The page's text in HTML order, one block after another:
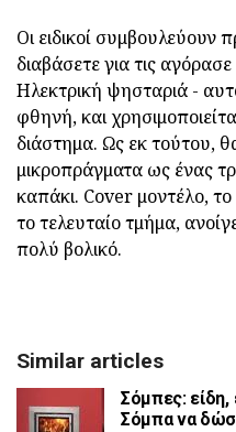
Οι ειδικοί συμβουλεύουν
διαβάσετε για τις
Ηλεκτρική ψησταριά -
φθηνή, και
διάστημα. Ως εκ τούτου,
μικροπράγματα ως ένας
καπάκι. Cover μοντέλο,
το τελευταίο τμήμα,
πολύ βολικό.
Similar articles
Σόμπες: είδη,
Σόμπα να